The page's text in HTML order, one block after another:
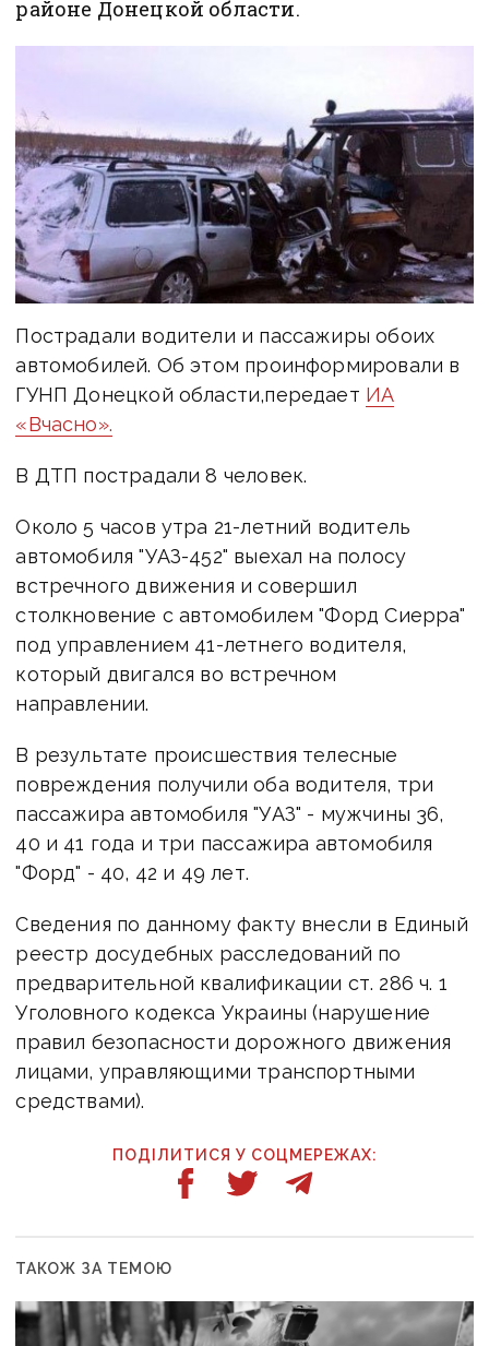
районе Донецкой области.
Пострадали водители и пассажиры обоих
автомобилей. Об этом проинформировали в
ГУНП Донецкой области,передает ИА
«Вчасно».
В ДТП пострадали 8 человек.
Около 5 часов утра 21-летний водитель
автомобиля "УАЗ-452" выехал на полосу
встречного движения и совершил
столкновение с автомобилем "Форд Сиерра"
под управлением 41-летнего водителя,
который двигался во встречном
направлении.
В результате происшествия телесные
повреждения получили оба водителя, три
пассажира автомобиля "УАЗ" - мужчины 36,
40 и 41 года и три пассажира автомобиля
"Форд" - 40, 42 и 49 лет.
Сведения по данному факту внесли в Единый
реестр досудебных расследований по
предварительной квалификации ст. 286 ч. 1
Уголовного кодекса Украины (нарушение
правил безопасности дорожного движения
лицами, управляющими транспортными
средствами).
ПОДІЛИТИСЯ У СОЦМЕРЕЖАХ:
ТАКОЖ ЗА ТЕМОЮ